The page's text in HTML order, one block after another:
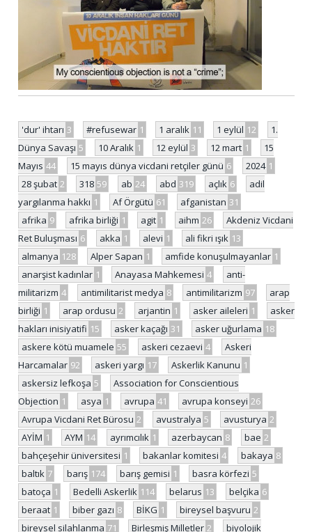
'dur' ihtarı 3 #refusewar 1 1 aralık 11 1 eylül 12
1.
Dünya Savaşı 5 10 Aralık 1 12 eylül 3 12 mart 1
15
Mayıs 44 15 mayıs dünya vicdani retçiler günü 6 2024 1
28 şubat 2 318 59 ab 24 abd 319 açlık 6
adil
yargılanma hakkı 1 Af Örgütü 61 afganistan 31
afrika 9 afrika birliği 1 agit 1 aihm 26
Akdeniz Vicdani
Ret Buluşması 6 akka 1 alevi 1 ali fikri ışık 13
almanya 128 Alper Sapan 1 amfide konuşulmayanlar 1
anarşist kadınlar 1 Anayasa Mahkemesi 4
anti-
militarizm 4 antimilitarist medya 8 antimilitarizm 97
arap
birliği 1 arap ordusu 2 arjantin 1 asker aileleri 1
asker
hakları inisiyatifi 15 asker kaçağı 31 asker uğurlama 18
askere kötü muamele 55 askeri cezaevi 4
Askeri
Harcamalar 92 askeri yargı 17 Askerlik Kanunu 1
askersiz lefkoşa 5
Association for Conscientious
Objection 1 asya 1 avrupa 41 avrupa konseyi 26
Avrupa Vicdani Ret Bürosu 2 avustralya 5 avusturya 2
AYİM 1 AYM 14 ayrımcılık 1 azerbaycan 8 bae 2
bahçeşehir üniversitesi 1 bakanlar komitesi 4 bakaya 8
baltık 7 barış 174 barış gemisi 1 basra körfezi 5
batoça 1 Bedelli Askerlik 114 belarus 13 belçika 6
beraat 1 biber gazı 8 BİKG 1 bireysel başvuru 2
bireysel silahlanma 71 Birleşmiş Milletler 2 biyolojik